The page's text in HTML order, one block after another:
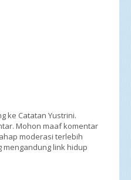
ke Catatan Yustrini.
Mohon maaf komentar
moderasi terlebih
mengandung link hidup